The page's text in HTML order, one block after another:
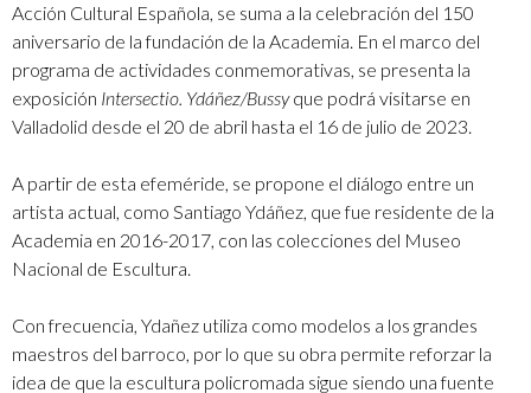
Acción Cultural Española, se suma a la celebración del 150
aniversario de la fundación de la Academia. En el marco del
programa de actividades conmemorativas, se presenta la
exposición Intersectio. Ydáñez/Bussyque podrá visitarse en
Valladolid desde el 20 de abril hasta el 16 de julio de 2023.
A partir de esta efeméride, se propone el diálogo entre un
artista actual, como Santiago Ydáñez, que fue residente de la
Academia en 2016-2017, con las colecciones del Museo
Nacional de Escultura.
Con frecuencia, Ydañez utiliza como modelos a los grandes
maestros del barroco, por lo que su obra permite reforzar la
idea de que la escultura policromada sigue siendo una fuente